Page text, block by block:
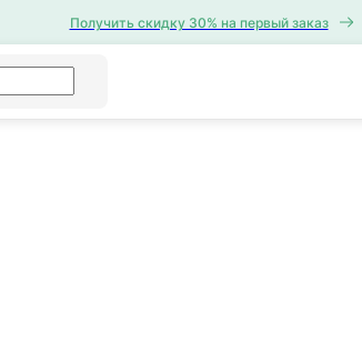
Получить скидку 30% на первый заказ